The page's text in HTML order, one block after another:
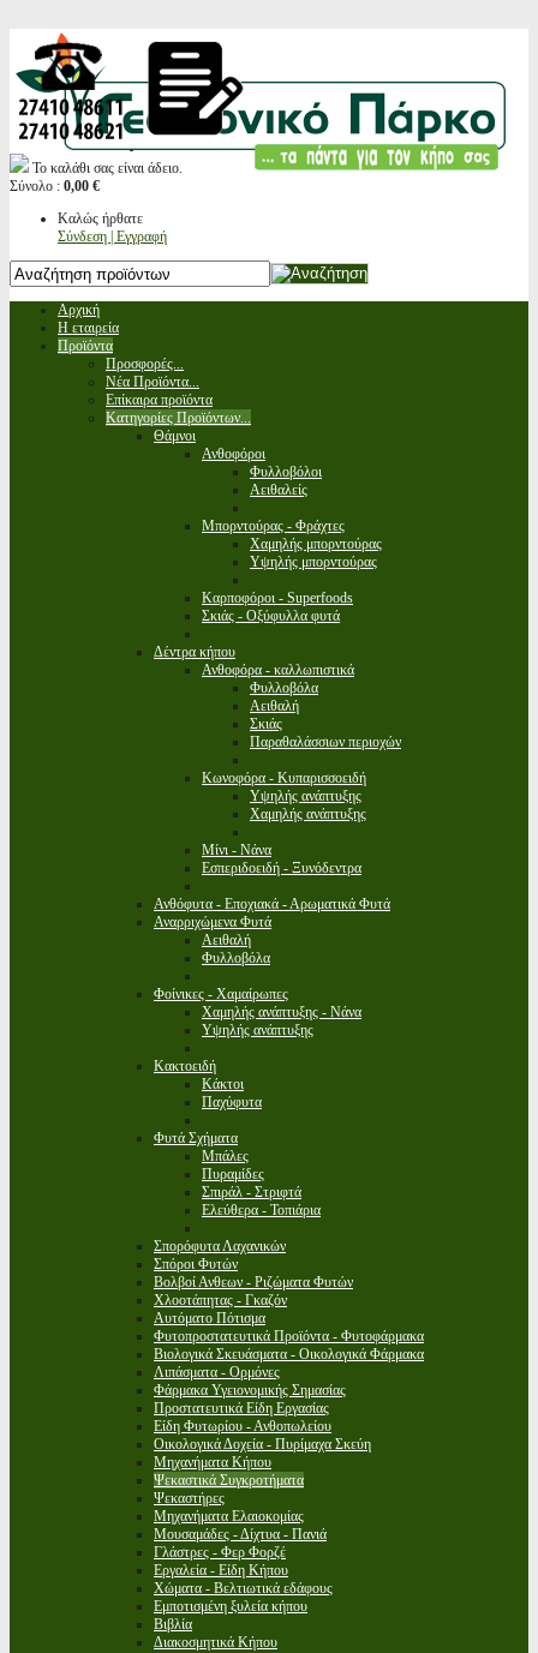
Το καλάθι σας είναι άδειο.
Σύνολο : 0,00 €
Καλώς ήρθατε
Σύνδεση | Εγγραφή
Αρχική
Η εταιρεία
Προϊόντα
Προσφορές...
Νέα Προϊόντα...
Επίκαιρα προϊόντα
Κατηγορίες Προϊόντων...
Θάμνοι
Ανθοφόροι
Φυλλοβόλοι
Αειθαλείς
Μπορντούρας - Φράχτες
Χαμηλής μπορντούρας
Υψηλής μπορντούρας
Καρποφόροι - Superfoods
Σκιάς - Οξύφυλλα φυτά
Δέντρα κήπου
Ανθοφόρα - καλλωπιστικά
Φυλλοβόλα
Αειθαλή
Σκιάς
Παραθαλάσσιων περιοχών
Κωνοφόρα - Κυπαρισσοειδή
Υψηλής ανάπτυξης
Χαμηλής ανάπτυξης
Μίνι - Νάνα
Εσπεριδοειδή - Ξυνόδεντρα
Ανθόφυτα - Εποχιακά - Αρωματικά Φυτά
Αναρριχώμενα Φυτά
Αειθαλή
Φυλλοβόλα
Φοίνικες - Χαμαίρωπες
Χαμηλής ανάπτυξης - Νάνα
Υψηλής ανάπτυξης
Κακτοειδή
Κάκτοι
Παχύφυτα
Φυτά Σχήματα
Μπάλες
Πυραμίδες
Σπιράλ - Στριφτά
Ελεύθερα - Τοπιάρια
Σπορόφυτα Λαχανικών
Σπόροι Φυτών
Βολβοί Ανθεων - Ριζώματα Φυτών
Χλοοτάπητας - Γκαζόν
Αυτόματο Πότισμα
Φυτοπροστατευτικά Προϊόντα - Φυτοφάρμακα
Βιολογικά Σκευάσματα - Οικολογικά Φάρμακα
Λιπάσματα - Ορμόνες
Φάρμακα Υγειονομικής Σημασίας
Προστατευτικά Είδη Εργασίας
Είδη Φυτωρίου - Ανθοπωλείου
Οικολογικά Δοχεία - Πυρίμαχα Σκεύη
Μηχανήματα Κήπου
Ψεκαστικά Συγκροτήματα
Ψεκαστήρες
Μηχανήματα Ελαιοκομίας
Μουσαμάδες - Δίχτυα - Πανιά
Γλάστρες - Φερ Φορζέ
Εργαλεία - Είδη Κήπου
Χώματα - Βελτιωτικά εδάφους
Εμποτισμένη ξυλεία κήπου
Βιβλία
Διακοσμητικά Κήπου